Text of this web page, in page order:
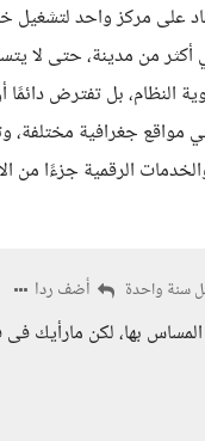
مركز واحد لتشغيل
من مدينة، حتى لا
النظام، بل تفترض
مواقع جغرافية
الرقمية جزءًا من
سنة واحدة أضف ردا
بها، لكن مارأيك فى